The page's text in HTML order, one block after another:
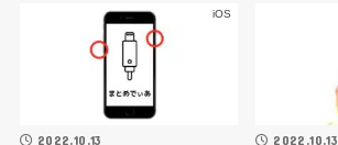
iOS
2022.10.13 2022.10.13